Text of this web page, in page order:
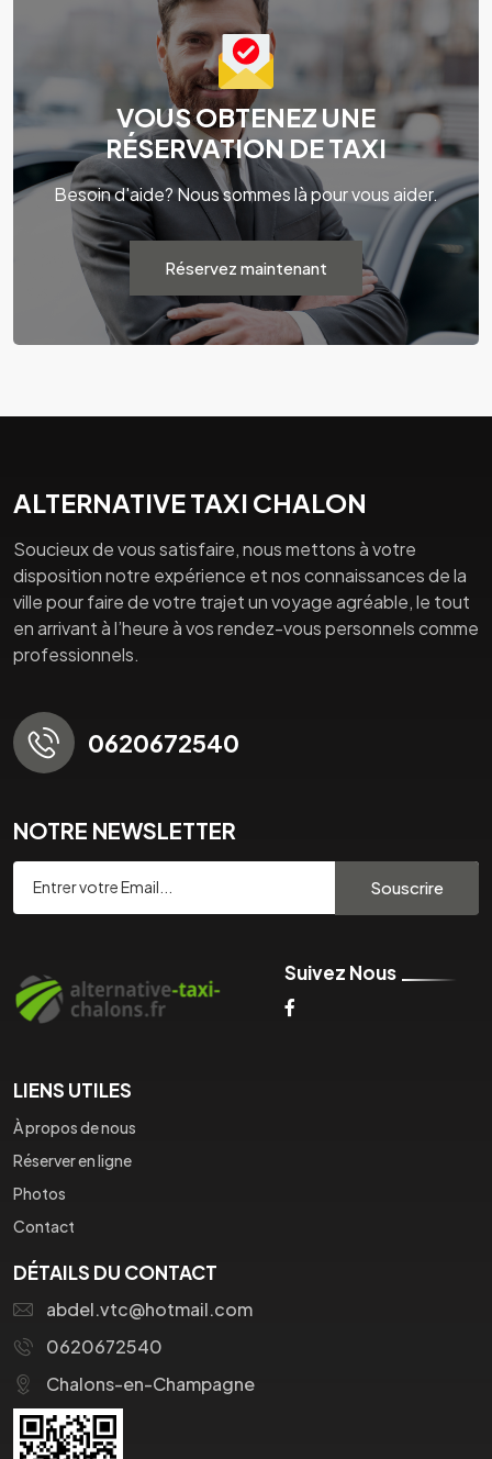
VOUS OBTENEZ UNE
RÉSERVATION DE TAXI
Besoin d'aide? Nous sommes là pour vous aider.
Réservez maintenant
ALTERNATIVE TAXI CHALON
Soucieux de vous satisfaire, nous mettons à votre
disposition notre expérience et nos connaissances de la
ville pour faire de votre trajet un voyage agréable, le tout
en arrivant à l’heure à vos rendez-vous personnels comme
professionnels.
0620672540
NOTRE NEWSLETTER
Souscrire
Suivez Nous
LIENS UTILES
À propos de nous
Réserver en ligne
Photos
Contact
DÉTAILS DU CONTACT
abdel.vtc@hotmail.com
0620672540
Chalons-en-Champagne